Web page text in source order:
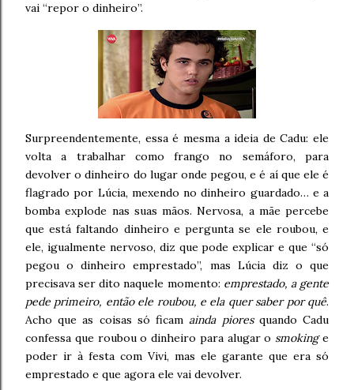
vai “repor o dinheiro”.
Surpreendentemente, essa é mesma a ideia de Cadu: ele
volta a trabalhar como frango no semáforo, para
devolver o dinheiro do lugar onde pegou, e é aí que ele é
flagrado por Lúcia, mexendo no dinheiro guardado… e a
bomba explode nas suas mãos. Nervosa, a mãe percebe
que está faltando dinheiro e pergunta se ele roubou, e
ele, igualmente nervoso, diz que pode explicar e que “só
pegou o dinheiro emprestado”, mas Lúcia diz o que
precisava ser dito naquele momento: emprestado, a gente
pede primeiro, então ele roubou, e ela quer saber por quê.
Acho que as coisas só ficamainda pioresquando Cadu
confessa que roubou o dinheiro para alugar o smokinge
poder ir à festa com Vivi, mas ele garante que era só
emprestado e que agora ele vai devolver.